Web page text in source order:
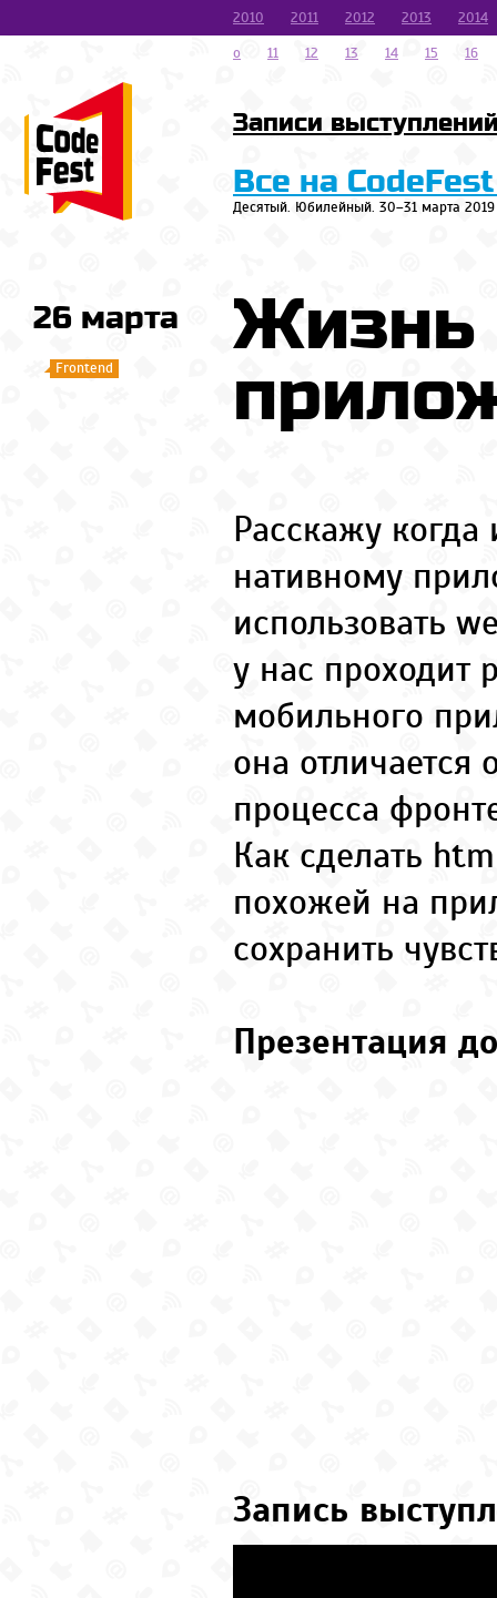
2010 2011 2012 2013
2014
o
11 12 13 14 15 16
Записи
Все на
Десятый. Юбилейный. 30–31 марта 2019
26 марта
Frontend
Жизнь
Расскажу когда
нативному
использовать
у нас проходит
мобильного
она отличается
процесса
Как сделать
похожей на
сохранить
Презентация
Запись